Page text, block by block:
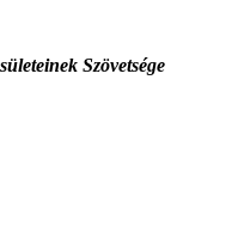
Szövetsége